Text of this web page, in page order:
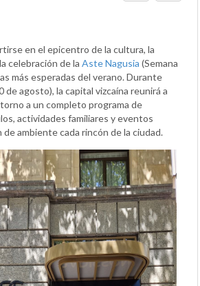
en el epicentro de la cultura, la
celebración de la Aste Nagusia (Semana
más esperadas del verano. Durante
de agosto), la capital vizcaína reunirá a
a un completo programa de
actividades familiares y eventos
ambiente cada rincón de la ciudad.